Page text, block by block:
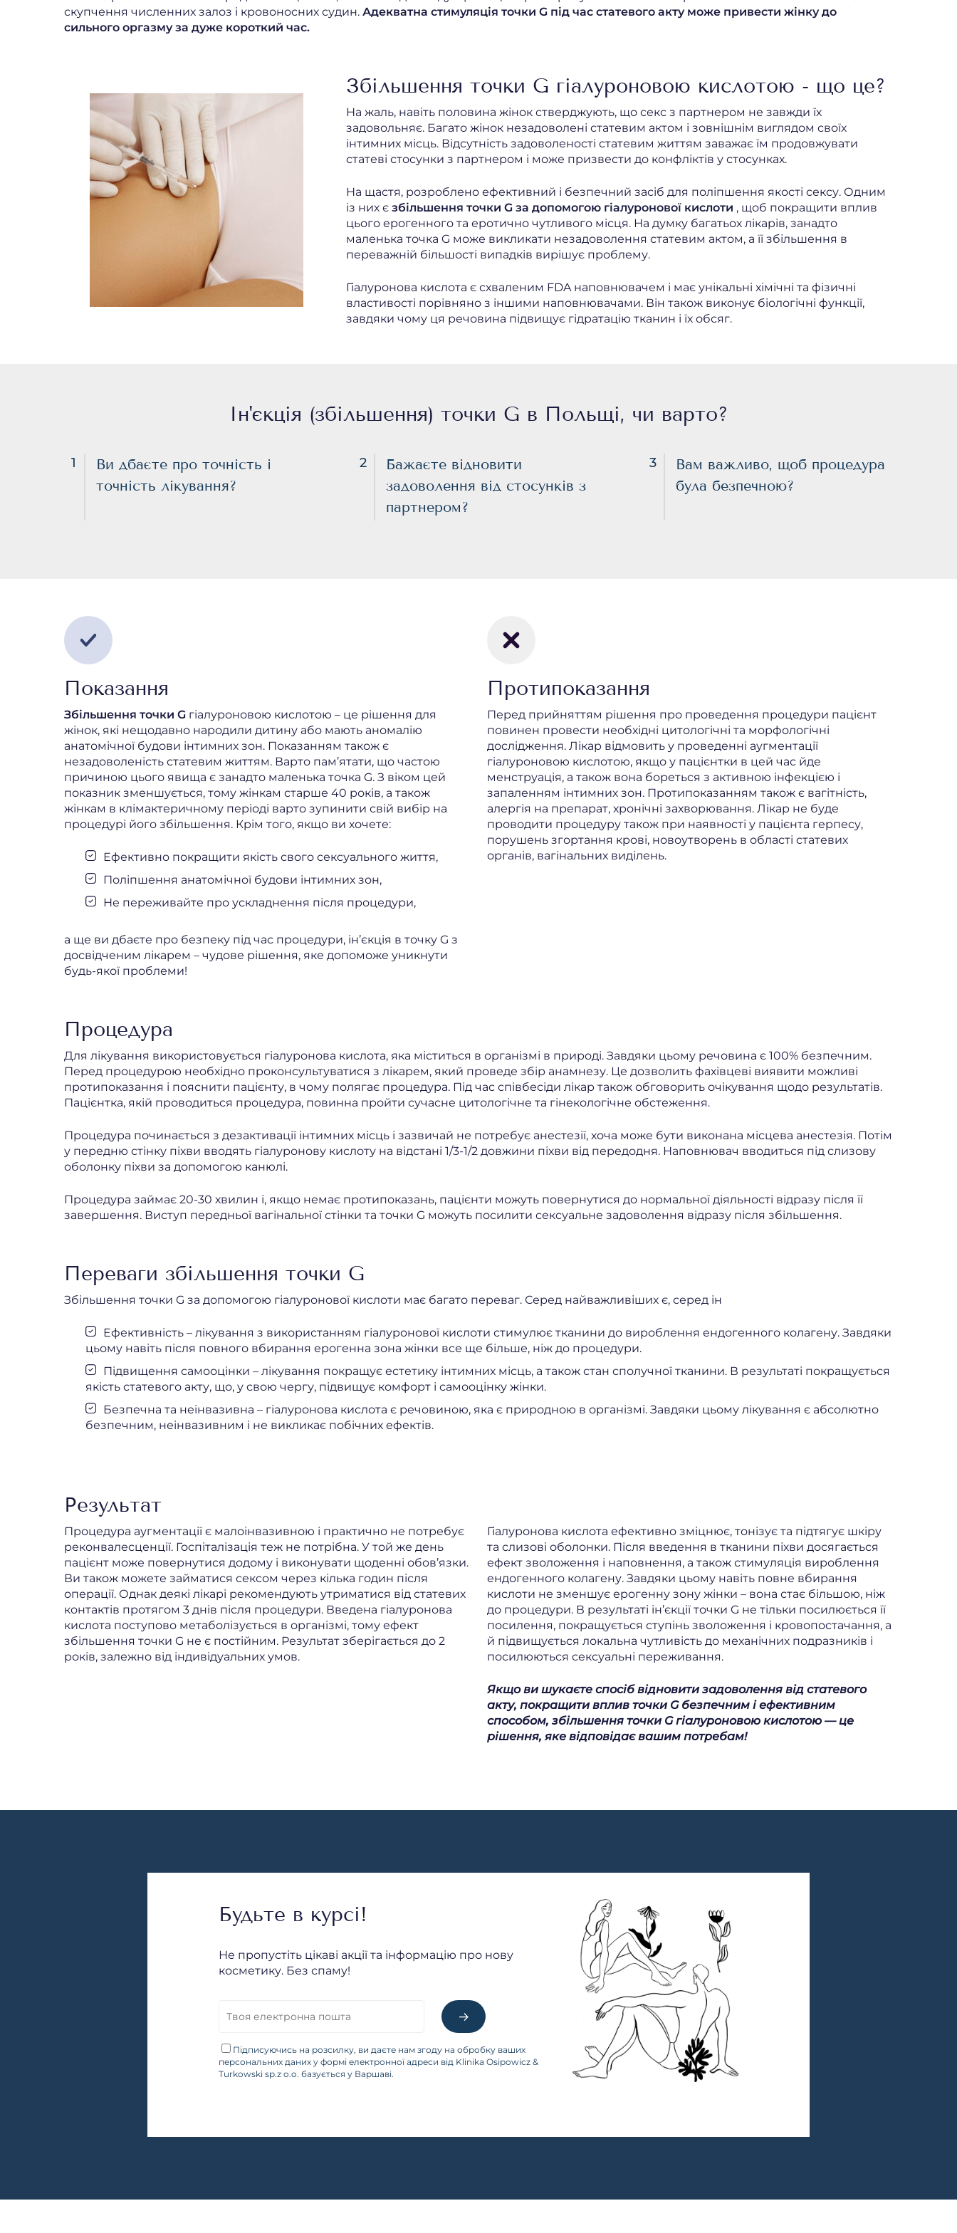
скупчення численних залоз і кровоносних судин.Адекватна стимуляція точки G під час статевого акту може привести жінку до
сильного оргазму за дуже короткий час.
Збільшення точки G гіалуроновою кислотою - що це?
На жаль, навіть половина жінок стверджують, що секс з партнером не завжди їх
задовольняє. Багато жінок незадоволені статевим актом і зовнішнім виглядом своїх
інтимних місць. Відсутність задоволеності статевим життям заважає їм продовжувати
статеві стосунки з партнером і може призвести до конфліктів у стосунках.
На щастя, розроблено ефективний і безпечний засіб для поліпшення якості сексу. Одним
із них є збільшення точки G за допомогою гіалуронової кислоти , щоб покращити вплив
цього ерогенного та еротично чутливого місця. На думку багатьох лікарів, занадто
маленька точка G може викликати незадоволення статевим актом, а її збільшення в
переважній більшості випадків вирішує проблему.
Гіалуронова кислота є схваленим FDA наповнювачем і має унікальні хімічні та фізичні
властивості порівняно з іншими наповнювачами. Він також виконує біологічні функції,
завдяки чому ця речовина підвищує гідратацію тканин і їх обсяг.
Ін'єкція (збільшення) точки G в Польщі, чи варто?
1
Ви дбаєте про точність і
точність лікування?
2
Бажаєте відновити
задоволення від стосунків з
партнером?
3
Вам важливо, щоб процедура
була безпечною?
Показання
Збільшення точки G гіалуроновою кислотою – це рішення для
жінок, які нещодавно народили дитину або мають аномалію
анатомічної будови інтимних зон. Показанням також є
незадоволеність статевим життям. Варто пам’ятати, що частою
причиною цього явища є занадто маленька точка G. З віком цей
показник зменшується, тому жінкам старше 40 років, а також
жінкам в клімактеричному періоді варто зупинити свій вибір на
процедурі його збільшення. Крім того, якщо ви хочете:
Ефективно покращити якість свого сексуального життя,
Поліпшення анатомічної будови інтимних зон,
Не переживайте про ускладнення після процедури,
а ще ви дбаєте про безпеку під час процедури, ін’єкція в точку G з
досвідченим лікарем – чудове рішення, яке допоможе уникнути
будь-якої проблеми!
Протипоказання
Перед прийняттям рішення про проведення процедури пацієнт
повинен провести необхідні цитологічні та морфологічні
дослідження. Лікар відмовить у проведенні аугментації
гіалуроновою кислотою, якщо у пацієнтки в цей час йде
менструація, а також вона бореться з активною інфекцією і
запаленням інтимних зон. Протипоказанням також є вагітність,
алергія на препарат, хронічні захворювання. Лікар не буде
проводити процедуру також при наявності у пацієнта герпесу,
порушень згортання крові, новоутворень в області статевих
органів, вагінальних виділень.
Процедура
Для лікування використовується гіалуронова кислота, яка міститься в організмі в природі. Завдяки цьому речовина є 100% безпечним.
Перед процедурою необхідно проконсультуватися з лікарем, який проведе збір анамнезу. Це дозволить фахівцеві виявити можливі
протипоказання і пояснити пацієнту, в чому полягає процедура. Під час співбесіди лікар також обговорить очікування щодо результатів.
Пацієнтка, якій проводиться процедура, повинна пройти сучасне цитологічне та гінекологічне обстеження.
Процедура починається з дезактивації інтимних місць і зазвичай не потребує анестезії, хоча може бути виконана місцева анестезія. Потім
у передню стінку піхви вводять гіалуронову кислоту на відстані 1/3-1/2 довжини піхви від передодня. Наповнювач вводиться під слизову
оболонку піхви за допомогою канюлі.
Процедура займає 20-30 хвилин і, якщо немає протипоказань, пацієнти можуть повернутися до нормальної діяльності відразу після її
завершення. Виступ передньої вагінальної стінки та точки G можуть посилити сексуальне задоволення відразу після збільшення.
Переваги збільшення точки G
Збільшення точки G за допомогою гіалуронової кислоти має багато переваг. Серед найважливіших є, серед ін
Ефективність – лікування з використанням гіалуронової кислоти стимулює тканини до вироблення ендогенного колагену. Завдяки
цьому навіть після повного вбирання ерогенна зона жінки все ще більше, ніж до процедури.
Підвищення самооцінки – лікування покращує естетику інтимних місць, а також стан сполучної тканини. В результаті покращується
якість статевого акту, що, у свою чергу, підвищує комфорт і самооцінку жінки.
Безпечна та неінвазивна – гіалуронова кислота є речовиною, яка є природною в організмі. Завдяки цьому лікування є абсолютно
безпечним, неінвазивним і не викликає побічних ефектів.
Результат
Процедура аугментації є малоінвазивною і практично не потребує
реконвалесценції. Госпіталізація теж не потрібна. У той же день
пацієнт може повернутися додому і виконувати щоденні обов’язки.
Ви також можете займатися сексом через кілька годин після
операції. Однак деякі лікарі рекомендують утриматися від статевих
контактів протягом 3 днів після процедури. Введена гіалуронова
кислота поступово метаболізується в організмі, тому ефект
збільшення точки G не є постійним. Результат зберігається до 2
років, залежно від індивідуальних умов.
Гіалуронова кислота ефективно зміцнює, тонізує та підтягує шкіру
та слизові оболонки. Після введення в тканини піхви досягається
ефект зволоження і наповнення, а також стимуляція вироблення
ендогенного колагену. Завдяки цьому навіть повне вбирання
кислоти не зменшує ерогенну зону жінки – вона стає більшою, ніж
до процедури. В результаті ін’єкції точки G не тільки посилюється її
посилення, покращується ступінь зволоження і кровопостачання, а
й підвищується локальна чутливість до механічних подразників і
посилюються сексуальні переживання.
Якщо ви шукаєте спосіб відновити задоволення від статевого
акту, покращити вплив точки G безпечним і ефективним
способом, збільшення точки G гіалуроновою кислотою — це
рішення, яке відповідає вашим потребам!
Будьте в курсі!
Не пропустіть цікаві акції та інформацію про нову
косметику. Без спаму!
Підписуючись на розсилку, ви даєте нам згоду на обробку ваших
персональних даних у формі електронної адреси від Klinika Osipowicz &
Turkowski sp.z o.o. базується у Варшаві.